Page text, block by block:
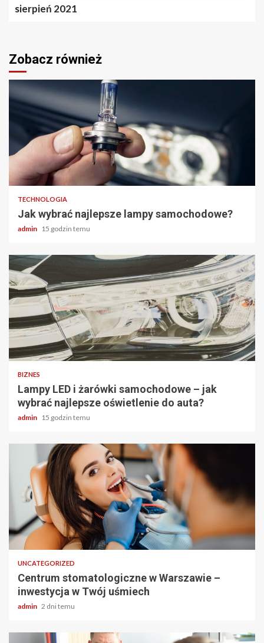
sierpień 2021
Zobacz również
2 min odczytu
TECHNOLOGIA
Jak wybrać najlepsze lampy samochodowe?
admin 15 godzin temu
2 min odczytu
BIZNES
Lampy LED i żarówki samochodowe – jak
wybrać najlepsze oświetlenie do auta?
admin 15 godzin temu
2 min odczytu
UNCATEGORIZED
Centrum stomatologiczne w Warszawie –
inwestycja w Twój uśmiech
admin 2 dni temu